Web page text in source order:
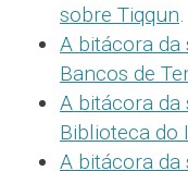
sobre Tiqqun.
A bitácora da
Bancos de
A bitácora da
Biblioteca do
A bitácora da